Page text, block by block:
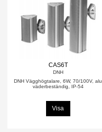
CAS6T
DNH
DNH Vägghögtalare, 6W, 70/100V, alu
väderbeständig, IP-54
Visa